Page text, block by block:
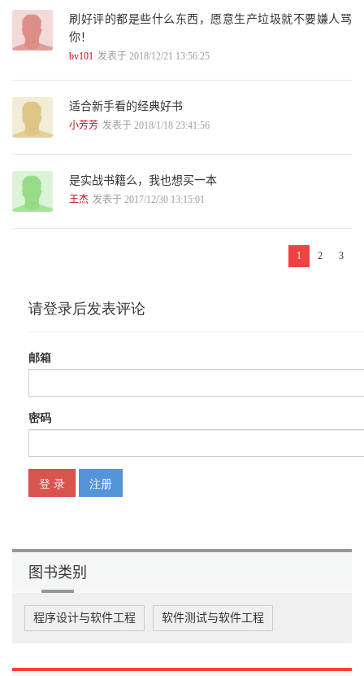
第7章 API接口自动化源代码 96
7.1 基于Python的接口自动化脚本解析 97
7.2 Python接口测试数据展示 147
7.3 脚本持续集成到Jenkins 151
8.1 Selenium自动化测试准备 155
8.2 Selenium自动化源码解析 156
8.3 持续集成到Jenkins 173
第9章 JMeter接口测试和性能测试 177
9.1 安装和介绍 178
9.2 Jmeter接口测试示例 190
刷好评的都是些什么东西，愿意生产垃圾就不要嫌人骂
你！
bv101 发表于 2018/12/21 13:56:25
适合新手看的经典好书
小芳芳 发表于 2018/1/18 23:41:56
是实战书籍么，我也想买一本
王杰 发表于 2017/12/30 13:15:01
1 2 3
图书类别
程序设计与软件工程 软件测试与软件工程